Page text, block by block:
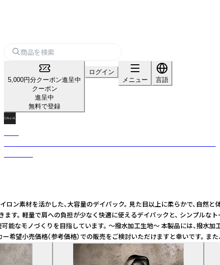
5,000円分クーポン進呈中
クーポン
進呈中
無料で登録
ログイン
メニュー
言語
した、大容量のデイパック。 見た目以上に柔らかで、自然と
。 軽量で肩への負担が少なく快適に使えるデイパックと、 シン
モノづくりを目指しています。 〜撥水加工生地〜 本製品には、
売価格（参考価格）での販売をご検討いただけますと幸いです。